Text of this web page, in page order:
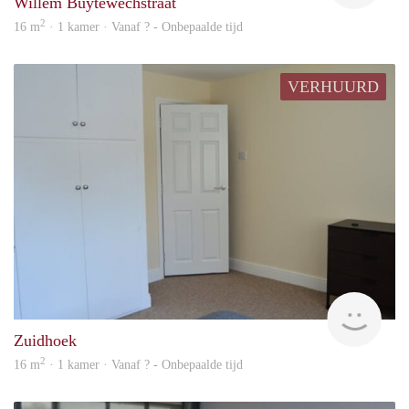
16 m2 · 1 kamer · Vanaf ? - Onbepaalde tijd
VERHUURD
Zuidhoek
16 m2 · 1 kamer · Vanaf ? - Onbepaalde tijd